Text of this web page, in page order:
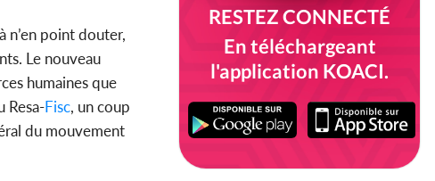
n’en point douter,
Le nouveau
humaines que
Resa-Fisc, un coup
du mouvement
RESTEZ CONNECTÉ
En téléchargeant
l'application KOACI.